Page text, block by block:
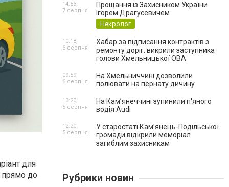
для
прямо до
Прощання із Захисником України
Ігорем Драгусевичем
Некролог
14:53,
7 серпня
Хабар за підписання контрактів з
ремонту доріг: викрили заступника
голови Хмельницької ОВА
10:18,
6 серпня
На Хмельниччині дозволили
полювати на пернату дичину
09:59,
6 серпня
На Камʼянеччині зупинили п'яного
водія Audi
13:20,
5 серпня
У старостаті Кам’янець-Подільської
громади відкрили меморіал
загиблим захисникам
12:20,
5 серпня
Рубрики новин